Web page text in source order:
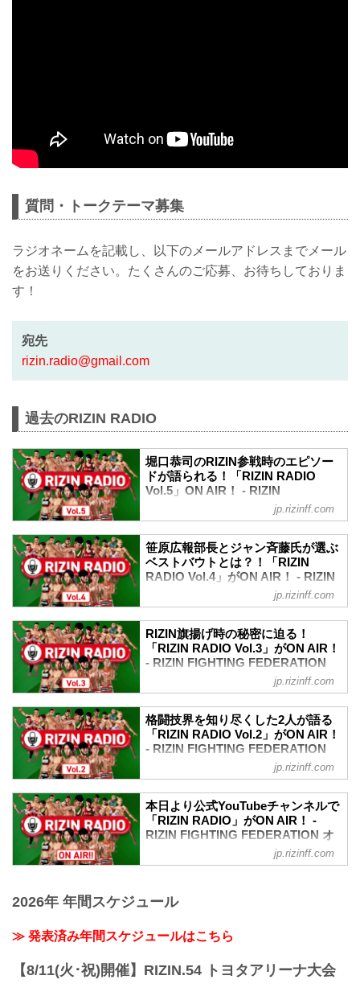
質問・トークテーマ募集
ラジオネームを記載し、以下のメールアドレスまでメール
をお送りください。たくさんのご応募、お待ちしておりま
す！
宛先
rizin.radio@gmail.com
過去のRIZIN RADIO
堀口恭司のRIZIN参戦時のエピソー
ドが語られる！「RIZIN RADIO
Vol.5」ON AIR！ - RIZIN
FIGHTING FEDERATION オフィシ
ャルサイト
RIZIN広報事業部長 笹原圭一とプロレス
格闘技メルマガ Dropkickチャンネルのジ
ャン斉藤氏がお贈りする、RIZINの
YouYubeラジオ番組「RIZIN RADIO」。
その時に起きている格闘技の話題や過去
いる二人だからこそ話せる、貴重なトー
ク満載のラジオ番組。
jp.rizinff.com
笹原広報部長とジャン斉藤氏が選ぶ
ベストバウトとは？！「RIZIN
RADIO Vol.4」がON AIR！ - RIZIN
FIGHTING FEDERATION オフィシ
ャルサイト
RIZIN広報事業部長 笹原圭一とプロレス
格闘技メルマガ Dropkickチャンネルのジ
ャン斉藤氏がお贈りする、RIZINの
その時に起きている格闘技の話題や過去
いる二人だからこそ話せる貴重なトーク
満載のラジオ番組だ。
jp.rizinff.com
RIZIN旗揚げ時の秘密に迫る！
「RIZIN RADIO Vol.3」がON AIR！
- RIZIN FIGHTING FEDERATION
格闘技メルマガ Dropkickチャンネルのジ
ャン斉藤氏がお贈りする、RIZINの
YouYubeラジオ番組「RIZIN RADIO
笹原広報部長が、今まであまり語られて
こなかったRIZIN旗揚げ時の秘話を語
る…！
最近RIZINが好きになったというファン
も、今回の話を聞けば、RIZINの歴史が分
かる…かも？！初出しネタ満載の今回の
ラジオもお聴き逃しなくっ！
「RIZIN RADIO」
その時に起きている...
jp.rizinff.com
格闘技界を知り尽くした2人が語る
「RIZIN RADIO Vol.2」がON AIR！
- RIZIN FIGHTING FEDERATION
格闘技メルマガ Dropkickチャンネルのジ
ャン斉藤氏がお贈りする、RIZINの
YouYubeラジオ番組「RIZIN RADIO
2月以降、世間では新型コロナウイルス感
たRIZIN.21 浜松大会。その浜松大会を、
その中でも“柔術界の至宝” ホベルト・サ
いるチーム中井の柔術エキシビジョンマ
jp.rizinff.com
本日より公式YouTubeチャンネルで
「RIZIN RADIO」がON AIR！ -
RIZIN FIGHTING FEDERATION オ
ャン斉藤氏がお贈りする、RIZINの
スタート！
普段はあまり聞くことが出来ない格闘技
業界の裏話や、ラジオだからこそ話せる
ギリギリのトークが聴けるかも…？！是
jp.rizinff.com
2026年 年間スケジュール
≫ 発表済み年間スケジュールはこちら
【8/11(火･祝)開催】RIZIN.54 トヨタアリーナ大会